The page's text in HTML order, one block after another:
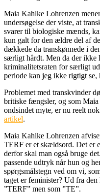
Maia Kahlke Lohrenzen
undersøgelse der viste, at
svarer til biologiske mænds,
kun galt for den ældre del af
dækkede da transkønnede i
særligt hårdt. Men da der ikke
kriminalitetsraten for særligt
periode kan jeg ikke rigtigt se,
Problemet med transkvinder
britiske fængsler, og som
ondsindet myte, er nu reelt
artikel.
Maia Kahlke Lohrenzen
TERF er et skældsord. Det er
derfor skal man også bruge
passende udtryk når hun og
spørgsmålstegn ved om vi,
taget er feminister? Ud fra
”TERF” men som ”TE”.